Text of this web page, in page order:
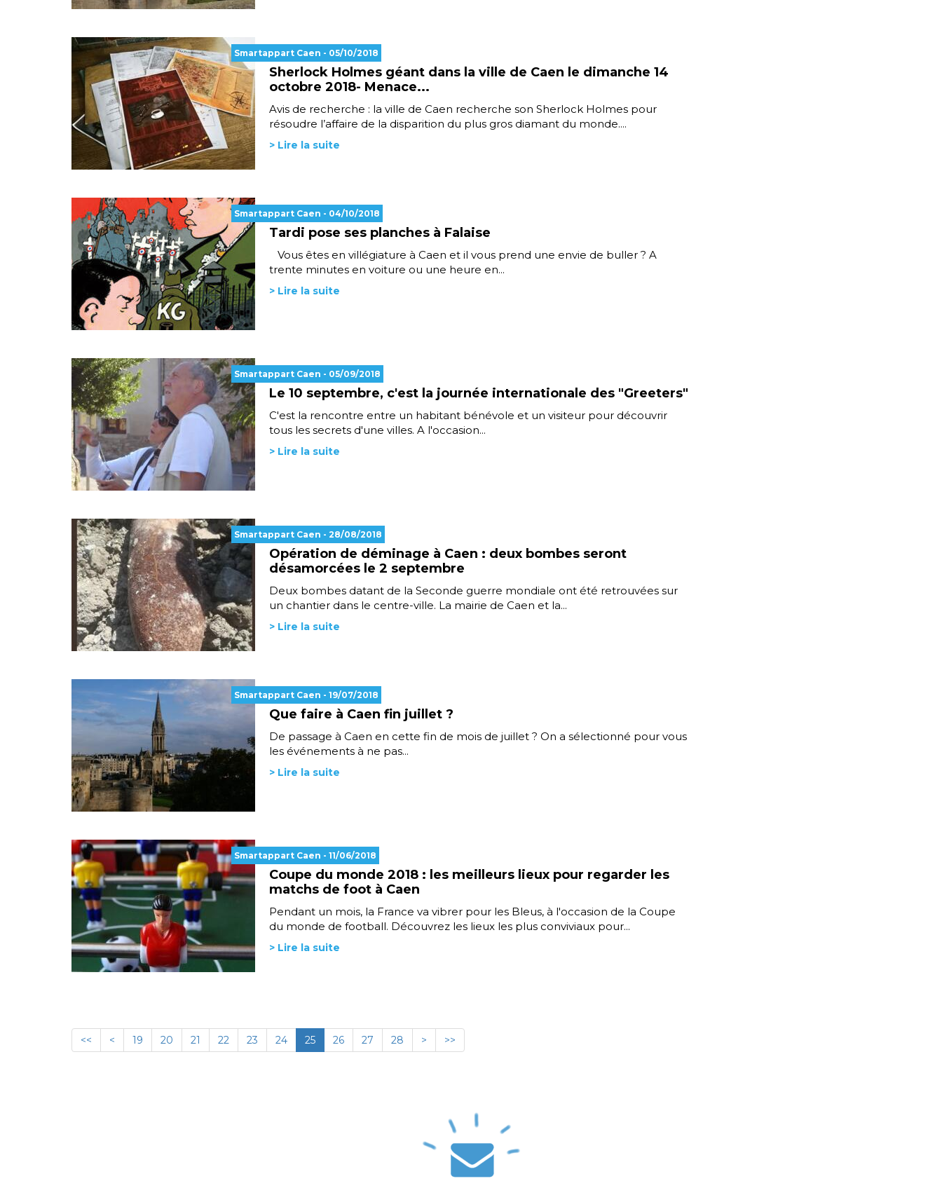
Smartappart Caen - 05/10/2018
Sherlock Holmes géant dans la ville de Caen le dimanche 14
octobre 2018- Menace...
Avis de recherche : la ville de Caen recherche son Sherlock Holmes pour
résoudre l’affaire de la disparition du plus gros diamant du monde....
> Lire la suite
Smartappart Caen - 04/10/2018
Tardi pose ses planches à Falaise
Vous êtes en villégiature à Caen et il vous prend une envie de buller ? A
trente minutes en voiture ou une heure en...
> Lire la suite
Smartappart Caen - 05/09/2018
Le 10 septembre, c'est la journée internationale des "Greeters"
C'est la rencontre entre un habitant bénévole et un visiteur pour découvrir
tous les secrets d'une villes. A l'occasion...
> Lire la suite
Smartappart Caen - 28/08/2018
Opération de déminage à Caen : deux bombes seront
désamorcées le 2 septembre
Deux bombes datant de la Seconde guerre mondiale ont été retrouvées sur
un chantier dans le centre-ville. La mairie de Caen et la...
> Lire la suite
Smartappart Caen - 19/07/2018
Que faire à Caen fin juillet ?
De passage à Caen en cette fin de mois de juillet ? On a sélectionné pour vous
les événements à ne pas...
> Lire la suite
Smartappart Caen - 11/06/2018
Coupe du monde 2018 : les meilleurs lieux pour regarder les
matchs de foot à Caen
Pendant un mois, la France va vibrer pour les Bleus, à l'occasion de la Coupe
du monde de football. Découvrez les lieux les plus conviviaux pour...
> Lire la suite
<< < 19 20 21 22 23 24 25 26 27 28 > >>